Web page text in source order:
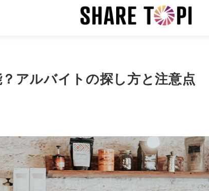
アルバイトの探し方と注意点